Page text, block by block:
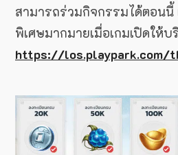
สามารถร่วมกิจกรรมได้ตอนนี้
พิเศษมากมายเมื่อเกมเปิดให้บ
https://